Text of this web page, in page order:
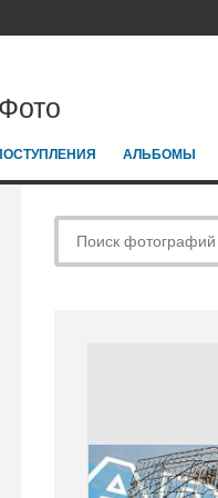
Фото
АЛЬБОМЫ